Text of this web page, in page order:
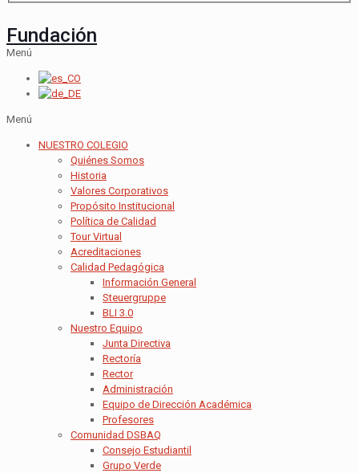
Fundación
Menú
Menú
NUESTRO COLEGIO
Quiénes Somos
Historia
Valores Corporativos
Propósito Institucional
Política de Calidad
Tour Virtual
Acreditaciones
Calidad Pedagógica
Información General
Steuergruppe
BLI 3.0
Nuestro Equipo
Junta Directiva
Rectoría
Rector
Administración
Equipo de Dirección Académica
Profesores
Comunidad DSBAQ
Consejo Estudiantil
Grupo Verde